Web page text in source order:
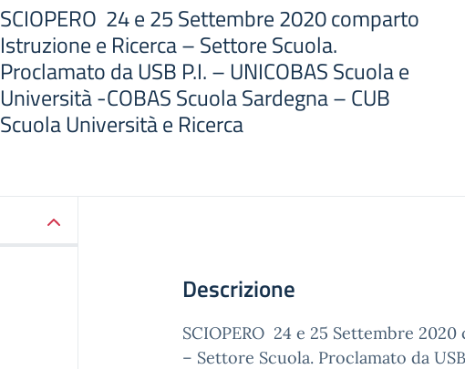
SCIOPERO 24 e 25 Settembre 2020 comparto
Istruzione e Ricerca – Settore Scuola.
Proclamato da USB P.I. – UNICOBAS Scuola e
Università -COBAS Scuola Sardegna – CUB
Scuola Università e Ricerca
Descrizione
SCIOPERO 24 e 25 Settembre
– Settore Scuola. Proclamato da